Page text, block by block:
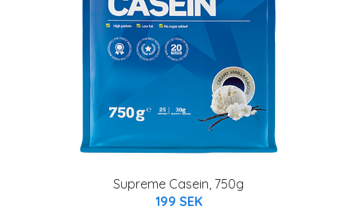
Supreme Casein, 750g
199 SEK